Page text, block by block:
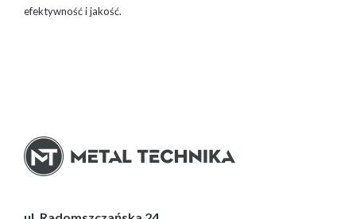
efektywność i jakość.